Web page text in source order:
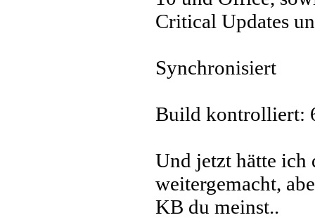
Critical Updates
Synchronisiert
Build kontrolliert:
Und jetzt hätte
weitergemacht,
KB du meinst..